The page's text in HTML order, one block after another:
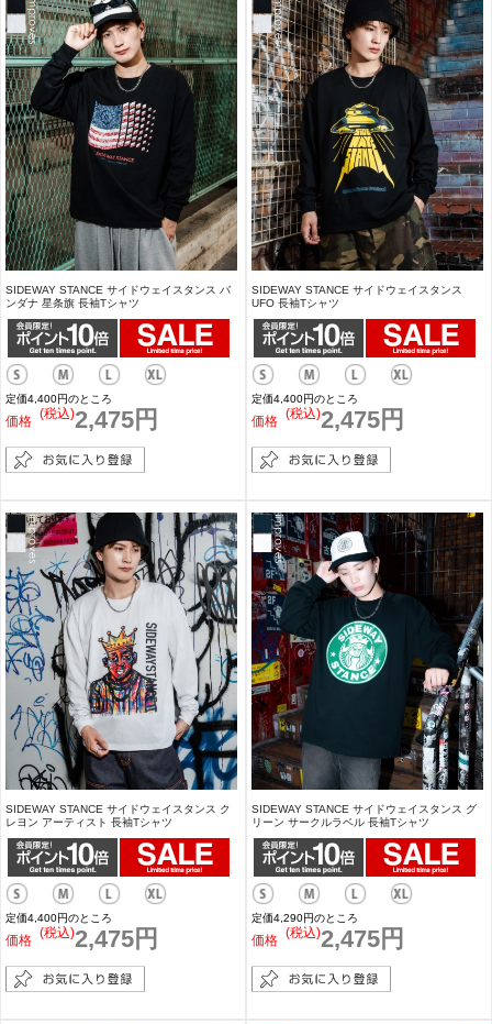
SIDEWAY STANCE サイドウェイスタンス バ
ンダナ 星条旗 長袖Tシャツ
定価4,400円のところ
価格 2,475円
(税込)
SIDEWAY STANCE サイドウェイスタンス
UFO 長袖Tシャツ
定価4,400円のところ
価格 2,475円
(税込)
SIDEWAY STANCE サイドウェイスタンス ク
レヨン アーティスト 長袖Tシャツ
定価4,400円のところ
価格 2,475円
(税込)
SIDEWAY STANCE サイドウェイスタンス グ
リーン サークルラベル 長袖Tシャツ
定価4,290円のところ
価格 2,475円
(税込)